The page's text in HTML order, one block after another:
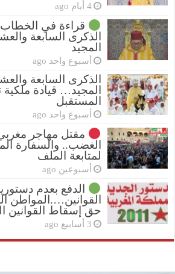
4 أيام ago
قراءة في الخطاب
الذكرى السابعة
المجيد
أسبوع واحد ago
الذكرى السابعة
المجيد… قيادة
المستقبل
أسبوع واحد ago
مقتل مهاجر
الغضب.. والسفارة
لمتابعة الملف
أسبوعين ago
الدفع بعدم
القوانين….المواطن
حق إسقاط القوانين
3 أسابيع ago